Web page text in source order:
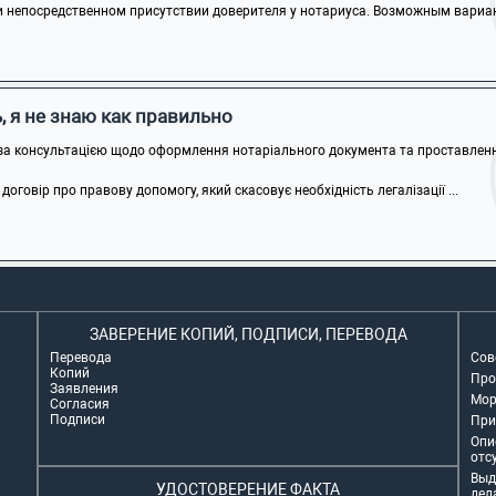
присутствии доверителя у нотариуса. Возможным
я не знаю как правильно
консультацією щодо оформлення нотаріального документа та
про правову допомогу, який скасовує необхідність легалізації ...
ЗАВЕРЕНИЕ КОПИЙ, ПОДПИСИ, ПЕРЕВОДА
Перевода
Копий
Заявления
Согласия
Подписи
УДОСТОВЕРЕНИЕ ФАКТА